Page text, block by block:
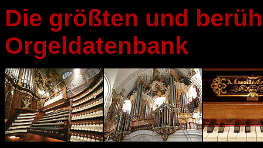
Die größten und
Orgeldatenbank